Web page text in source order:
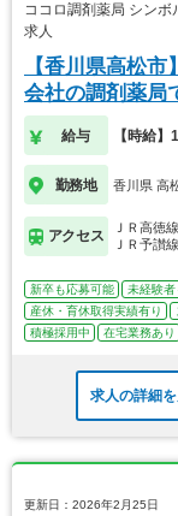
ココロ調剤薬局 シン
求人
【香川県高松
会社の調剤薬局
給与 【時給
勤務地 香川県 高
アクセス
ＪＲ高徳
ＪＲ予讃
新卒も応募可能 未経験
産休・育休取得実績有り
積極採用中
在宅業務あり
求人の詳細
更新日：2026年2月25日